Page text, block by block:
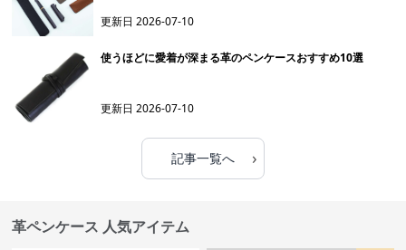
更新日2026-07-10
使うほどに愛着が深まる革のペンケースおすすめ10選
更新日2026-07-10
記事一覧へ ›
革ペンケース 人気アイテム